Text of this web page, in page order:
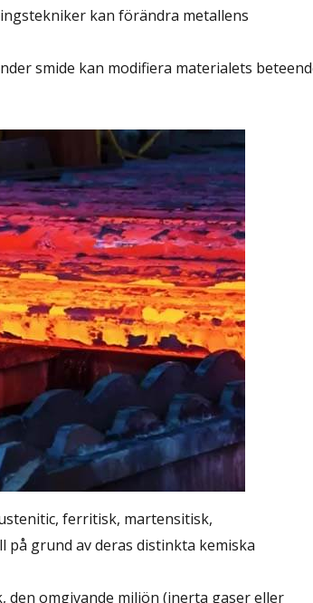
kan förändra metallens
smide kan modifiera materialets
ferritisk, martensitisk,
grund av deras distinkta kemiska
omgivande miljön (inerta gaser eller